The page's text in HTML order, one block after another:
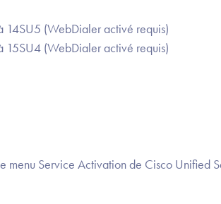
(WebDialer activé requis)
(WebDialer activé requis)
Service Activation de Cisco Unified